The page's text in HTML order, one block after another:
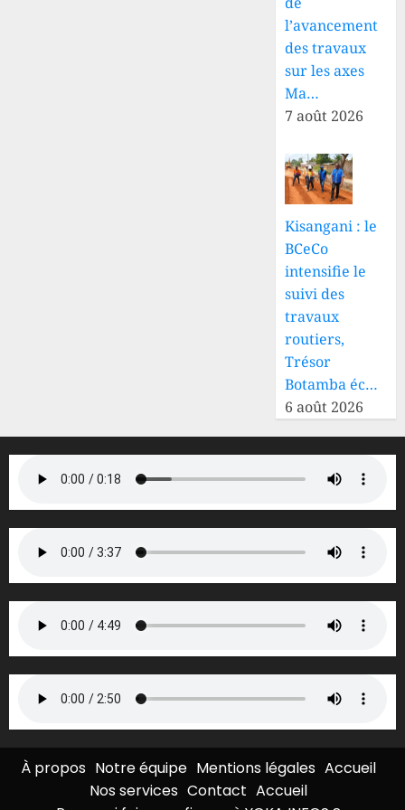
l’avancement
des travaux
sur les axes
Ma…
7 août 2026
Kisangani : le
BCeCo
intensifie le
suivi des
travaux
routiers,
Trésor
Botamba éc…
6 août 2026
À propos Notre équipe Mentions légales Accueil
Nos services Contact Accueil